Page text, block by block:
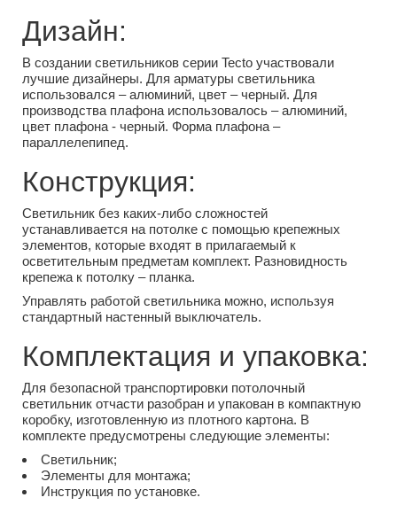
Дизайн:
В создании светильников серии Tecto участвовали
лучшие дизайнеры. Для арматуры светильника
использовался – алюминий, цвет – черный. Для
производства плафона использовалось – алюминий,
цвет плафона - черный. Форма плафона –
параллелепипед.
Конструкция:
Светильник без каких-либо сложностей
устанавливается на потолке с помощью крепежных
элементов, которые входят в прилагаемый к
осветительным предметам комплект. Разновидность
крепежа к потолку – планка.
Управлять работой светильника можно, используя
стандартный настенный выключатель.
Комплектация и упаковка:
Для безопасной транспортировки потолочный
светильник отчасти разобран и упакован в компактную
коробку, изготовленную из плотного картона. В
комплекте предусмотрены следующие элементы:
Светильник;
Элементы для монтажа;
Инструкция по установке.